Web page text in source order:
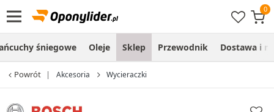
śniegowe Oleje Sklep Przewodnik Dostawa i
Powrót Akcesoria Wycieraczki